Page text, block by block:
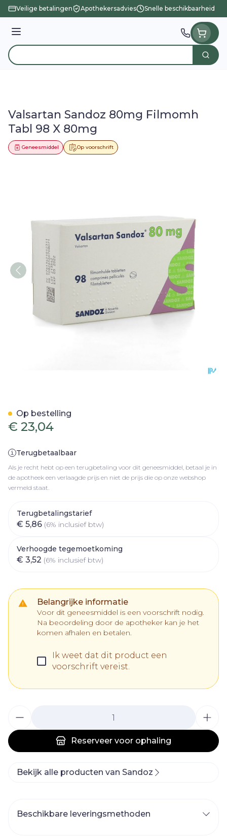
Ga naar de inhoud
Veilige betalingen Apothekersadvies Snelle beschikbaarheid
Menu
Product, merk, categorie... Zoek
Valsartan Sandoz 80mg Filmomh
Tabl 98 X 80mg
Op voorschrift
Geneesmiddel
€ 23,04
Terugbetaalbaar
Als je recht hebt op een terugbetaling voor dit geneesmiddel, betaal je in
de apotheek een verlaagde prijs en niet de prijs die op onze webshop
vermeld staat.
Terugbetalingstarief
€ 5,86 (6% inclusief btw)
Verhoogde tegemoetkoming
€ 3,52 (6% inclusief btw)
Belangrijke informatie
Voor dit geneesmiddel is een voorschrift nodig.
Na beoordeling door de apotheker kan je het
komen afhalen en betalen.
Ik weet dat dit product een
voorschrift vereist.
Reserveer voor ophaling
Op bestelling
Bekijk alle producten van Sandoz
Beschikbare leveringsmethoden